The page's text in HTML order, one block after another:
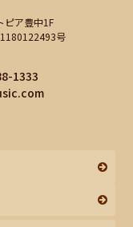
ピア豊中1F
号
1333